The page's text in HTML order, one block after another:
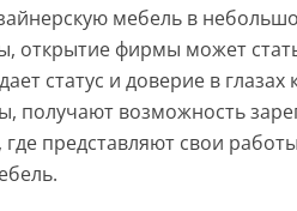
мебель в
открытие фирмы может
статус и доверие в
получают возможность
представляют свои